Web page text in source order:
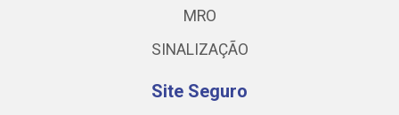
MRO
SINALIZAÇÃO
Site Seguro